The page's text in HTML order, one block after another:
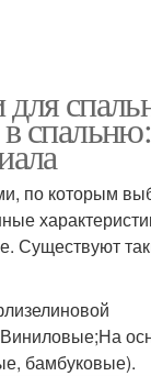
по которым
Существуют
бамбуковые).